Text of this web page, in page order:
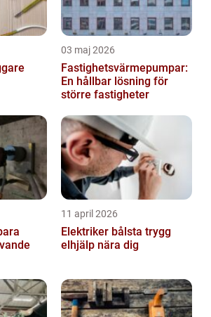
03 maj 2026
Fastighetsvärmepumpar:
En hållbar lösning för
större fastigheter
11 april 2026
Elektriker bålsta trygg
elhjälp nära dig